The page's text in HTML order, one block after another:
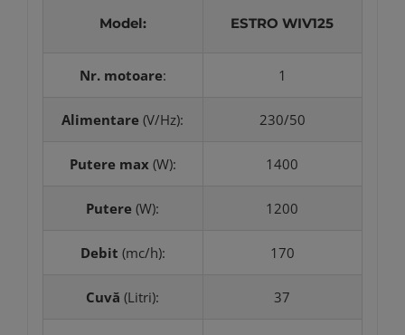
Model: ESTRO WIV125
Nr. motoare: 1
Alimentare (V/Hz): 230/50
Putere max(W): 1400
Putere (W): 1200
Debit (mc/h): 170
Cuvă (Litri): 37